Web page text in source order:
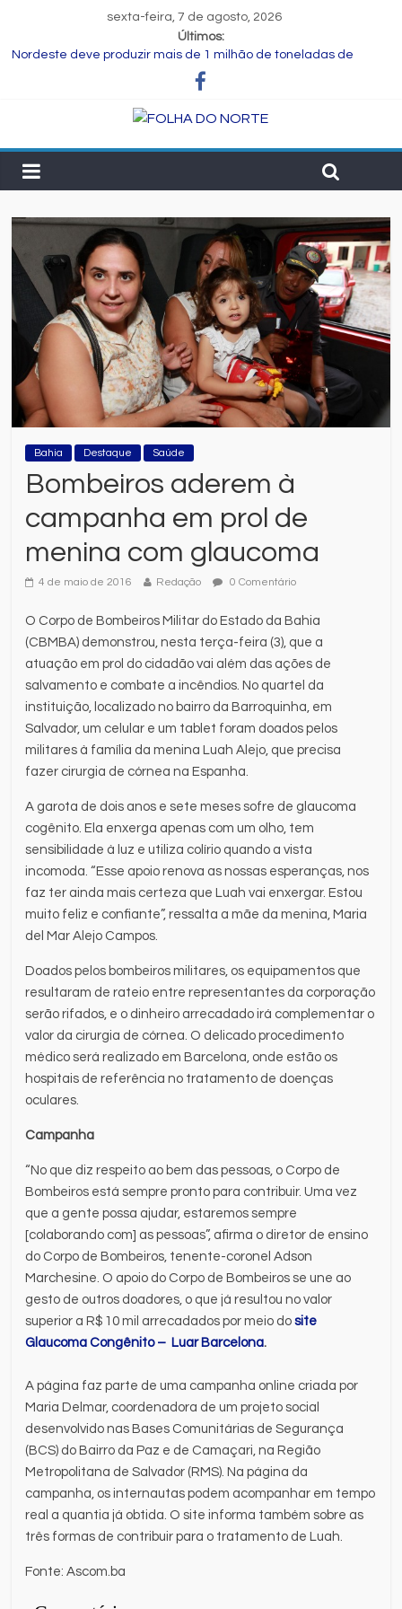
sexta-feira, 7 de agosto, 2026
Últimos:
Nordeste deve produzir mais de 1 milhão de toneladas de
algodão pela primeira vez, aponta Etene
muda para as empresas
oficina pedagógica
Estudante de Salvador é selecionada para intercâmbio em
FIEB lança Comitê das Cadeias Química e Petroquímica com o
objetivo de fortalecer o setor na Bahia
Bahia Destaque Saúde
Bombeiros aderem à
campanha em prol de
menina com glaucoma
4 de maio de 2016 Redação 0 Comentário
O Corpo de Bombeiros Militar do Estado da Bahia
(CBMBA) demonstrou, nesta terça-feira (3), que a
atuação em prol do cidadão vai além das ações de
salvamento e combate a incêndios. No quartel da
instituição, localizado no bairro da Barroquinha, em
Salvador, um celular e um tablet foram doados pelos
militares à família da menina Luah Alejo, que precisa
fazer cirurgia de córnea na Espanha.
A garota de dois anos e sete meses sofre de glaucoma
cogênito. Ela enxerga apenas com um olho, tem
sensibilidade à luz e utiliza colírio quando a vista
incomoda. “Esse apoio renova as nossas esperanças, nos
faz ter ainda mais certeza que Luah vai enxergar. Estou
muito feliz e confiante”, ressalta a mãe da menina, Maria
del Mar Alejo Campos.
Doados pelos bombeiros militares, os equipamentos que
resultaram de rateio entre representantes da corporação
serão rifados, e o dinheiro arrecadado irá complementar o
valor da cirurgia de córnea. O delicado procedimento
médico será realizado em Barcelona, onde estão os
hospitais de referência no tratamento de doenças
oculares.
Campanha
“No que diz respeito ao bem das pessoas, o Corpo de
Bombeiros está sempre pronto para contribuir. Uma vez
que a gente possa ajudar, estaremos sempre
[colaborando com] as pessoas”, afirma o diretor de ensino
do Corpo de Bombeiros, tenente-coronel Adson
Marchesine. O apoio do Corpo de Bombeiros se une ao
gesto de outros doadores, o que já resultou no valor
superior a R$ 10 mil arrecadados por meio dosite
Glaucoma Congênito – Luar Barcelona.
A página faz parte de uma campanha online criada por
Maria Delmar, coordenadora de um projeto social
desenvolvido nas Bases Comunitárias de Segurança
(BCS) do Bairro da Paz e de Camaçari, na Região
Metropolitana de Salvador (RMS). Na página da
campanha, os internautas podem acompanhar em tempo
real a quantia já obtida. O site informa também sobre as
três formas de contribuir para o tratamento de Luah.
Fonte: Ascom.ba